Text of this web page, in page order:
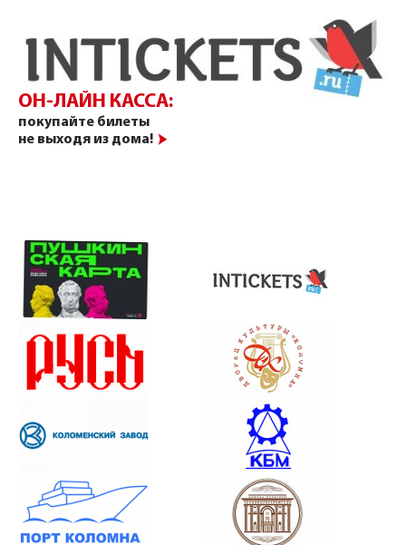
ОН-ЛАЙН КАССА:
покупайте билеты
не выходя из дома!